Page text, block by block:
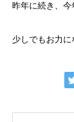
昨年に続き、今
少しでもお力